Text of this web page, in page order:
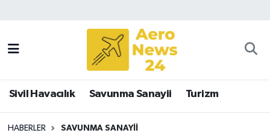
Sivil Havacılık Savunma Sanayii Turizm
HABERLER SAVUNMA SANAYII